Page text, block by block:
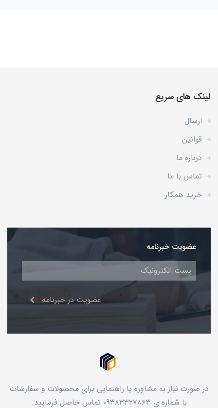
لینک های سریع
ارسال
قوانین
درباره ما
تماس با ما
خرید همکار
عضویت خبرنامه
عضویت در خبرنامه
در صورت نیاز به مشاوره یا راهنمایی برای محصولات و سفارشات
با شماره ی ۰۹۳۸۳۳۲۷۸۶۳ تماس حاصل فرمایید.